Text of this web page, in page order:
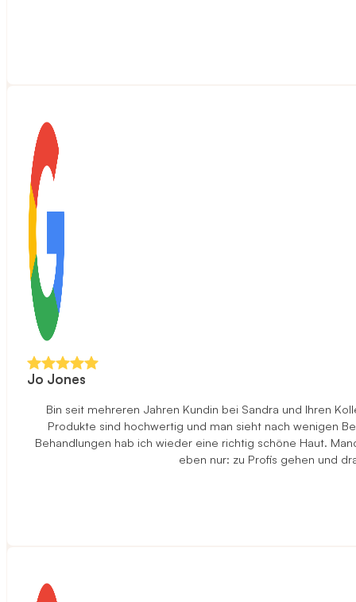
Jo Jones
Bin seit mehreren Jahren Kundin bei Sandra und Ihren
Produkte sind hochwertig und man sieht nach wenigen
Behandlungen hab ich wieder eine richtig schöne Haut.
eben nur: zu Profis gehen und